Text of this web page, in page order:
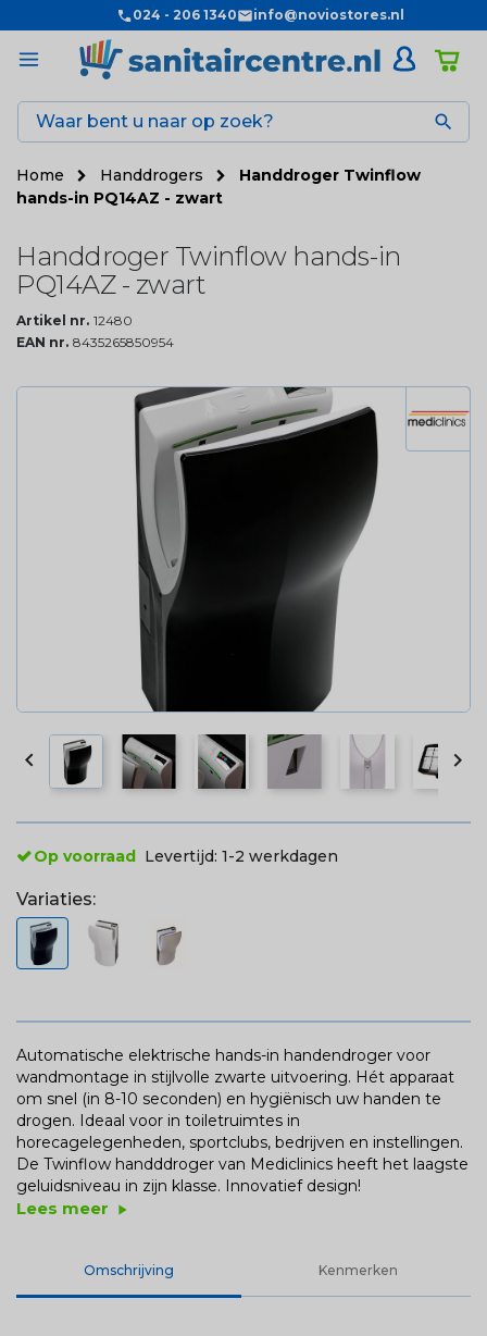
024 - 206 1340 info@noviostores.nl

Home Handdrogers
Handdroger Twinflow
hands-in PQ14AZ - zwart
Handdroger Twinflow hands-in
PQ14AZ - zwart
Artikel nr. 12480
EAN nr. 8435265850954
 
Op voorraad Levertijd: 1-2 werkdagen
Variaties:
Automatische elektrische hands-in handendroger voor
wandmontage in stijlvolle zwarte uitvoering. Hét apparaat
om snel (in 8-10 seconden) en hygiënisch uw handen te
drogen. Ideaal voor in toiletruimtes in
horecagelegenheden, sportclubs, bedrijven en instellingen.
De Twinflow handddroger van Mediclinics heeft het laagste
geluidsniveau in zijn klasse. Innovatief design!
Lees meer play_arrow
Omschrijving Kenmerken